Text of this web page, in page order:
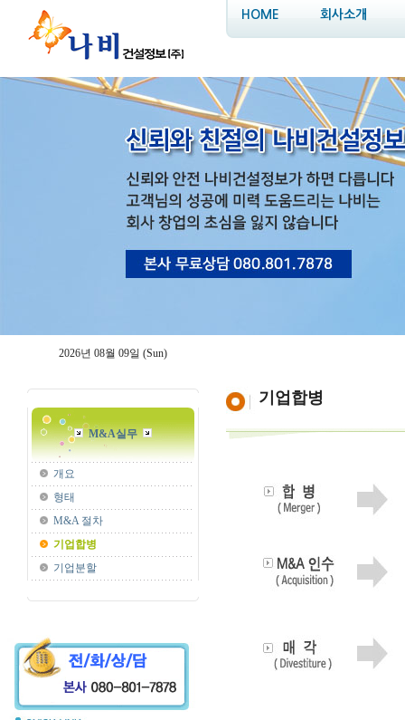
HOME 회사소개
2026년 08월 09일 (Sun)
M&A실무
개요
형태
M&A 절차
기업합병
기업분할
기업합병